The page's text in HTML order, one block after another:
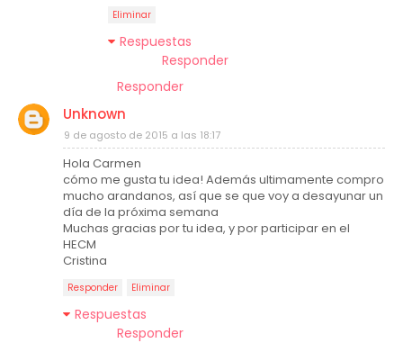
Eliminar
Respuestas
Responder
Responder
Unknown
9 de agosto de 2015 a las 18:17
Hola Carmen
cómo me gusta tu idea! Además ultimamente compro
mucho arandanos, así que se que voy a desayunar un
día de la próxima semana
Muchas gracias por tu idea, y por participar en el
HECM
Cristina
Responder Eliminar
Respuestas
Responder